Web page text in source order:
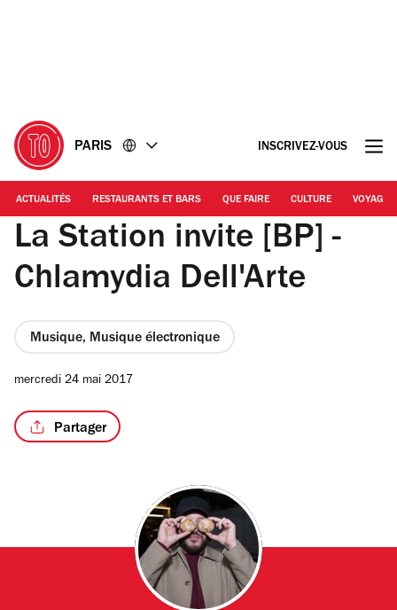
PARIS INSCRIVEZ-VOUS
ACTUALITÉS RESTAURANTS ET BARS QUE FAIRE CULTURE VOYAGE
La Station invite [BP] -
Chlamydia Dell'Arte
Musique, Musique électronique
mercredi 24 mai 2017
Partager